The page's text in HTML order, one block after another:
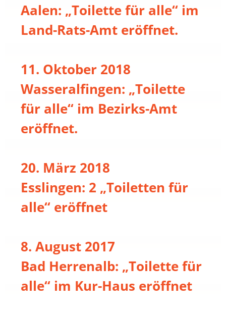
Aalen: „Toilette für alle“ im
Land-Rats-Amt eröffnet.
11. Oktober 2018
Wasseralfingen: „Toilette
für alle“ im Bezirks-Amt
eröffnet.
20. März 2018
Esslingen: 2 „Toiletten für
alle“ eröffnet
8. August 2017
Bad Herrenalb: „Toilette für
alle“ im Kur-Haus eröffnet